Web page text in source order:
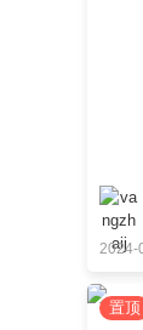
社
2024-
置顶